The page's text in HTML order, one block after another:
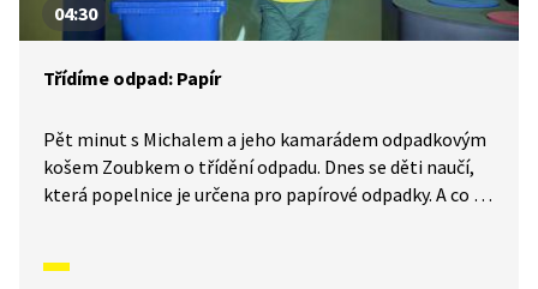
04:30
Třídíme odpad: Papír
Pět minut s Michalem a jeho kamarádem odpadkovým
košem Zoubkem o třídění odpadu. Dnes se děti naučí,
která popelnice je určena pro papírové odpadky. A co se